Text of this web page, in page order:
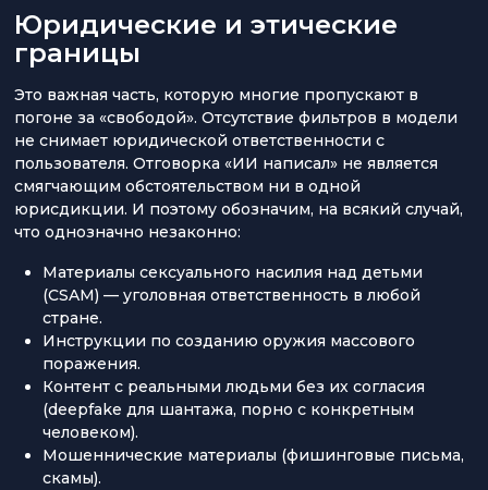
Юридические и этические
границы
Это важная часть, которую многие пропускают в
погоне за «свободой». Отсутствие фильтров в модели
не снимает юридической ответственности с
пользователя. Отговорка «ИИ написал» не является
смягчающим обстоятельством ни в одной
юрисдикции. И поэтому обозначим, на всякий случай,
что однозначно незаконно:
Материалы сексуального насилия над детьми
(CSAM) — уголовная ответственность в любой
стране.
Инструкции по созданию оружия массового
поражения.
Контент с реальными людьми без их согласия
(deepfake для шантажа, порно с конкретным
человеком).
Мошеннические материалы (фишинговые письма,
скамы).